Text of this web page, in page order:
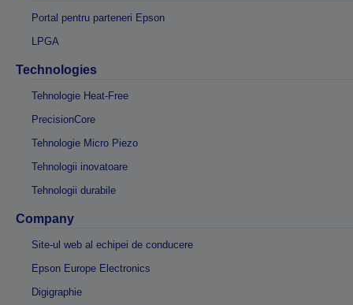
Portal pentru parteneri Epson
LPGA
Technologies
Tehnologie Heat-Free
PrecisionCore
Tehnologie Micro Piezo
Tehnologii inovatoare
Tehnologii durabile
Company
Site-ul web al echipei de conducere
Epson Europe Electronics
Digigraphie